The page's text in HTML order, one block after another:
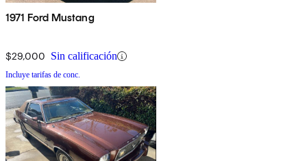
1971 Ford Mustang
$29,000 Sin calificación
Incluye tarifas de conc.